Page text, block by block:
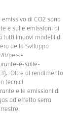
di CO2 sono
e sulle emissioni di
tutti i nuovi modelli di
dello Sviluppo
it/per-i-
e-sulle-
Oltre al rendimento
tecnici
e le emissioni di
ad effetto serra